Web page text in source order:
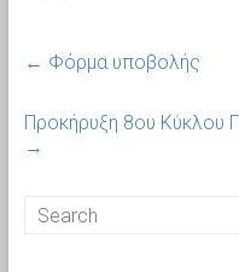
← Φόρμα υποβολής
Προκήρυξη 8ου Κύκλου
→